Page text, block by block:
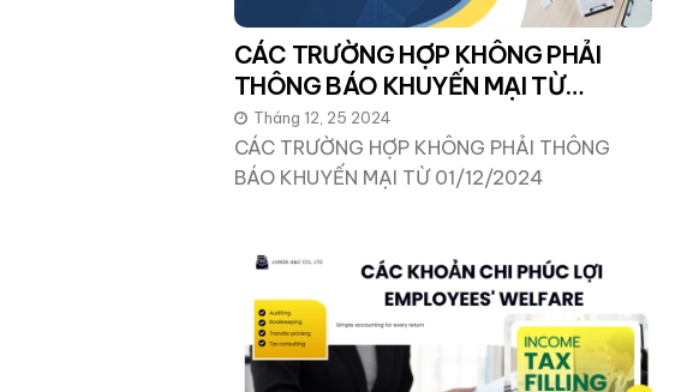
CÁC TRƯỜNG HỢP KHÔNG PHẢI
THÔNG BÁO KHUYẾN MẠI TỪ
01/12/2024
Tháng 12, 25 2024
CÁC TRƯỜNG HỢP KHÔNG PHẢI THÔNG
BÁO KHUYẾN MẠI TỪ 01/12/2024